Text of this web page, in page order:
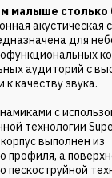
малыше столько
акустическая
для
аудиторий с
качеству звука.
с
технологии
выполнен из
профиля, а
пескоструйной